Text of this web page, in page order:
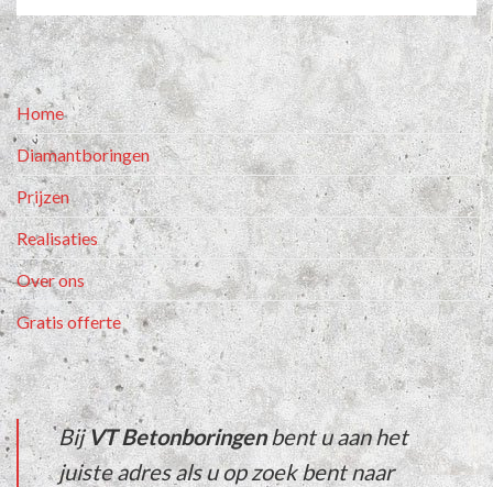
Home
Diamantboringen
Prijzen
Realisaties
Over ons
Gratis offerte
BijVT Betonboringenbent u aan het
juiste adres als u op zoek bent naar